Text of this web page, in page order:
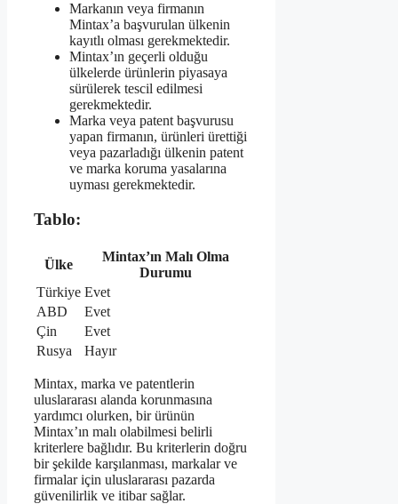
Markanın veya firmanın
Mintax’a başvurulan ülkenin
kayıtlı olması gerekmektedir.
Mintax’ın geçerli olduğu
ülkelerde ürünlerin piyasaya
sürülerek tescil edilmesi
gerekmektedir.
Marka veya patent başvurusu
yapan firmanın, ürünleri ürettiği
veya pazarladığı ülkenin patent
ve marka koruma yasalarına
uyması gerekmektedir.
Tablo:
Ülke
Mintax’ın Malı Olma
Durumu
Türkiye Evet
ABD
Evet
Çin
Evet
Rusya
Hayır
Mintax, marka ve patentlerin
uluslararası alanda korunmasına
yardımcı olurken, bir ürünün
Mintax’ın malı olabilmesi belirli
kriterlere bağlıdır. Bu kriterlerin doğru
bir şekilde karşılanması, markalar ve
firmalar için uluslararası pazarda
güvenilirlik ve itibar sağlar.